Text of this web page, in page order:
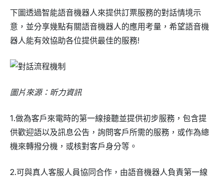
下圖透過智能語音機器人來提供訂票服務的對話情境示
意，並分享幾點有關語音機器人的應用考量，希望語音機
器人能有效協助各位提供最佳的服務!
圖片來源：昕力資訊
1.做為客戶來電時的第一線接聽並提供初步服務，包含提
供歡迎語以及訊息公告，詢問客戶所需的服務，或作為總
機來轉撥分機，或核對客戶身分等。
2.可與真人客服人員協同合作，由語音機器人負責第一線